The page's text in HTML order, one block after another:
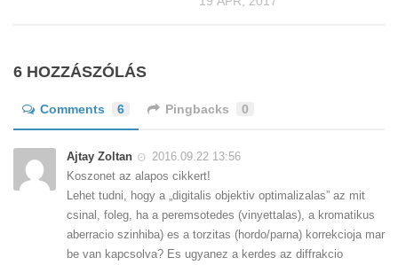
6 HOZZÁSZÓLÁS
Comments 6 Pingbacks 0
Ajtay Zoltan
2016.09.22 13:56
Koszonet az alapos cikkert!
Lehet tudni, hogy a „digitalis objektiv optimalizalas” az mit
csinal, foleg, ha a peremsotedes (vinyettalas), a kromatikus
aberracio szinhiba) es a torzitas (hordo/parna) korrekcioja mar
be van kapcsolva? Es ugyanez a kerdes az diffrakcio